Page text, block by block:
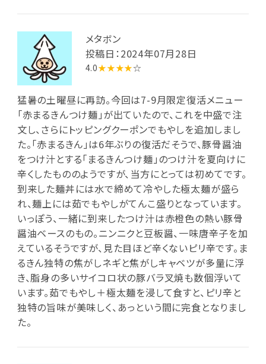
メタボン
投稿日：2024年07月28日
4.0★★★★☆
猛暑の土曜昼に再訪。今回は7-9月限定復活メニュー
「赤まるきんつけ麺」が出ていたので、これを中盛で注
文し、さらにトッピングクーポンでもやしを追加しまし
た。「赤まるきん」は6年ぶりの復活だそうで、豚骨醤油
をつけ汁とする「まるきんつけ麺」のつけ汁を夏向けに
辛くしたもののようですが、当方にとっては初めてです。
到来した麺丼には水で締めて冷やした極太麺が盛ら
れ、麺上には茹でもやしがてんこ盛りとなっています。
いっぽう、一緒に到来したつけ汁は赤橙色の熱い豚骨
醤油ベースのもの。ニンニクと豆板醤、一味唐辛子を加
えているそうですが、見た目ほど辛くないピリ辛です。ま
るきん独特の焦がしネギと焦がしキャベツが多量に浮
き、脂身の多いサイコロ状の豚バラ叉焼も数個浮いて
います。茹でもやし＋極太麺を浸して食すと、ピリ辛と
独特の旨味が美味しく、あっという間に完食となりまし
た。